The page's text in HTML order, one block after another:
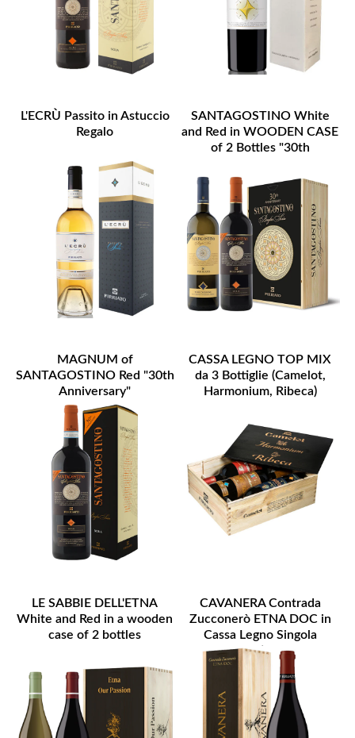
L'ECRÙ Passito in Astuccio
Regalo
SANTAGOSTINO White
and Red in WOODEN CASE
of 2 Bottles "30th
MAGNUM of
SANTAGOSTINO Red "30th
Anniversary"
CASSA LEGNO TOP MIX
da 3 Bottiglie (Camelot,
Harmonium, Ribeca)
LE SABBIE DELL'ETNA
White and Red in a wooden
case of 2 bottles
CAVANERA Contrada
Zucconerò ETNA DOC in
Cassa Legno Singola
Bottiglia